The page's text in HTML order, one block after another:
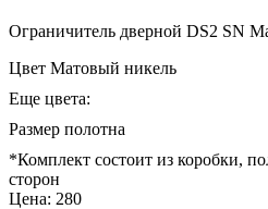
Ограничитель дверной DS2 SN
Цвет Матовый никель
Еще цвета:
Размер полотна
*Комплект состоит из коробки,
сторон
Цена: 280